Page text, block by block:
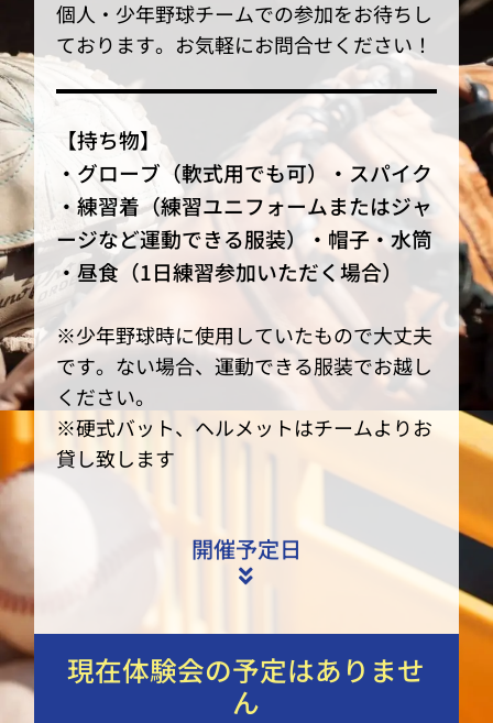
個人・少年野球チームでの参加をお待ちし
ております。お気軽にお問合せください！
【持ち物】
・グローブ（軟式用でも可）・スパイク
・練習着（練習ユニフォームまたはジャ
ージなど運動できる服装）・帽子・水筒
・昼食（1日練習参加いただく場合）
※少年野球時に使用していたもので大丈夫
です。ない場合、運動できる服装でお越し
ください。
※硬式バット、ヘルメットはチームよりお
貸し致します
開催予定日
現在体験会の予定はありませ
ん